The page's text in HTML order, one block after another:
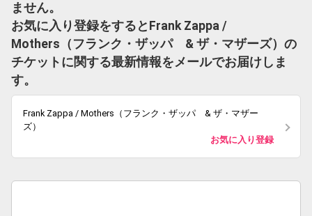
ません。
お気に入り登録をするとFrank Zappa /
Mothers（フランク・ザッパ & ザ・マザーズ）の
チケットに関する最新情報をメールでお届けしま
す。
Frank Zappa / Mothers（フランク・ザッパ & ザ・マザー
ズ）
お気に入り登録